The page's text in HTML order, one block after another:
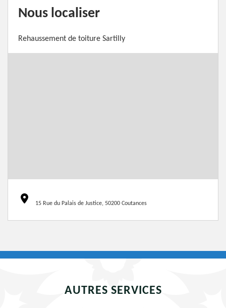
Nous localiser
Rehaussement de toiture Sartilly
15 Rue du Palais de Justice, 50200 Coutances
AUTRES SERVICES